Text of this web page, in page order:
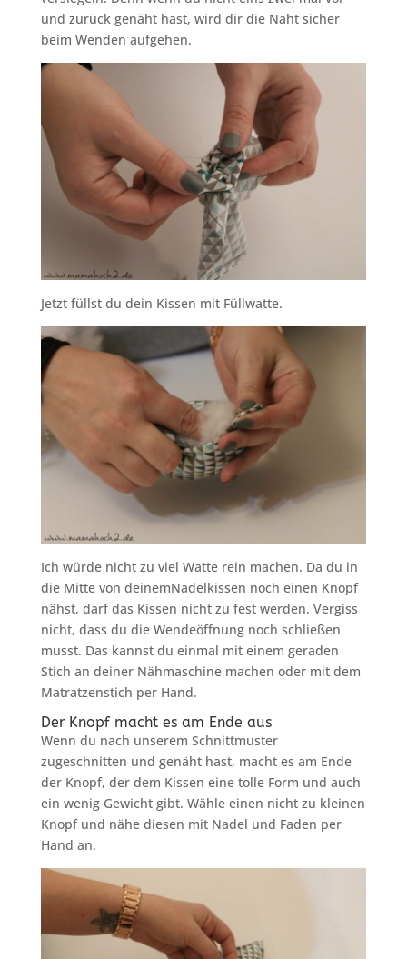
und zurück genäht hast, wird dir die Naht sicher
beim Wenden aufgehen.
Jetzt füllst du dein Kissen mit Füllwatte.
Ich würde nicht zu viel Watte rein machen. Da du in
die Mitte von deinemNadelkissen noch einen Knopf
nähst, darf das Kissen nicht zu fest werden. Vergiss
nicht, dass du die Wendeöffnung noch schließen
musst. Das kannst du einmal mit einem geraden
Stich an deiner Nähmaschine machen oder mit dem
Matratzenstich per Hand.
Der Knopf macht es am Ende aus
Wenn du nach unserem Schnittmuster
zugeschnitten und genäht hast, macht es am Ende
der Knopf, der dem Kissen eine tolle Form und auch
ein wenig Gewicht gibt. Wähle einen nicht zu kleinen
Knopf und nähe diesen mit Nadel und Faden per
Hand an.